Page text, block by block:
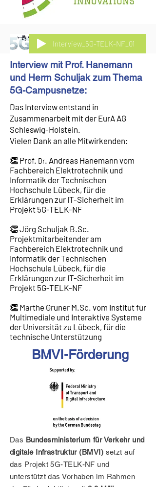
Interview_5G-TELK-NF_01
Interview mit Prof. Hanemann
und Herrn Schuljak zum Thema
5G-Campusnetze:
Das Interview entstand in
Zusammenarbeit mit der EurA AG
Schleswig-Holstein.
Vielen Dank an alle Mitwirkenden:
👏 Prof. Dr. Andreas Hanemann vom
Fachbereich Elektrotechnik und
Informatik der Technischen
Hochschule Lübeck, für die
Erklärungen zur IT-Sicherheit im
Projekt 5G-TELK-NF
👏 Jörg Schuljak B.Sc.
Projektmitarbeitender am
Fachbereich Elektrotechnik und
Informatik der Technischen
Hochschule Lübeck, für die
Erklärungen zur IT-Sicherheit im
Projekt 5G-TELK-NF
👏 Marthe Gruner M.Sc. vom Institut für
Multimediale und Interaktive Systeme
der Universität zu Lübeck, für die
technische Unterstützung
BMVI-Förderung
Das Bundesministerium für Verkehr und
digitale Infrastruktur (BMVI) setzt auf
das Projekt 5G-TELK-NF und
unterstützt das Vorhaben im Rahmen